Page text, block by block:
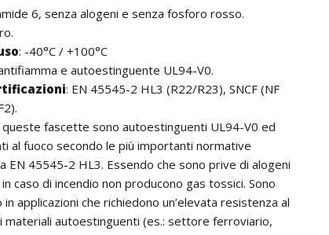
6, senza alogeni e senza fosforo rosso.
: -40°C / +100°C
e autoestinguente UL94-V0.
: EN 45545-2 HL3 (R22/R23), SNCF (NF
queste fascette sono autoestinguenti UL94-V0 ed
al fuoco secondo le più importanti normative
EN 45545-2 HL3. Essendo che sono prive di alogeni
caso di incendio non producono gas tossici. Sono
applicazioni che richiedono un’elevata resistenza al
materiali autoestinguenti (es.: settore ferroviario,